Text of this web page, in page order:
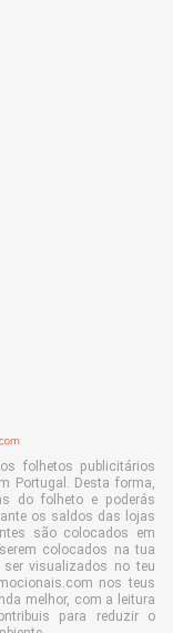
folhetos publicitários
Portugal. Desta forma,
do folheto e poderás
os saldos das lojas
são colocados em
colocados na tua
visualizados no teu
nos teus
melhor, com a leitura
para reduzir o